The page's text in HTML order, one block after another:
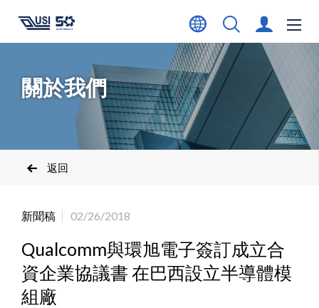
關於我們
返回
新聞稿 02/26/2018
Qualcomm與環旭電子簽訂成立合
資企業協議書 在巴西設立半導體模
組廠